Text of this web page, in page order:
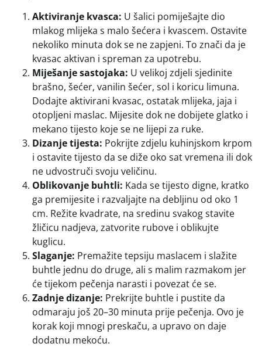
Aktiviranje kvasca: U šalici pomiješajte dio
mlakog mlijeka s malo šećera i kvascem. Ostavite
nekoliko minuta dok se ne zapjeni. To znači da je
kvasac aktivan i spreman za upotrebu.
Miješanje sastojaka: U velikoj zdjeli sjedinite
brašno, šećer, vanilin šećer, sol i koricu limuna.
Dodajte aktivirani kvasac, ostatak mlijeka, jaja i
otopljeni maslac. Mijesite dok ne dobijete glatko i
mekano tijesto koje se ne lijepi za ruke.
Dizanje tijesta: Pokrijte zdjelu kuhinjskom krpom
i ostavite tijesto da se diže oko sat vremena ili dok
ne udvostruči svoju veličinu.
Oblikovanje buhtli: Kada se tijesto digne, kratko
ga premijesite i razvaljajte na debljinu od oko 1
cm. Režite kvadrate, na sredinu svakog stavite
žličicu nadjeva, zatvorite rubove i oblikujte
kuglicu.
Slaganje: Premažite tepsiju maslacem i slažite
buhtle jednu do druge, ali s malim razmakom jer
će tijekom pečenja narasti i povezat će se.
Zadnje dizanje: Prekrijte buhtle i pustite da
odmaraju još 20–30 minuta prije pečenja. Ovo je
korak koji mnogi preskaču, a upravo on daje
dodatnu mekoću.